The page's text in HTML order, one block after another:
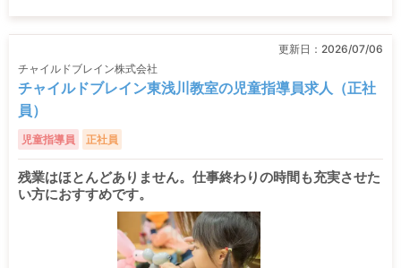
更新日： 2026/07/06
チャイルドブレイン株式会社
チャイルドブレイン東浅川教室の児童指導員求人（正社
員）
児童指導員 正社員
残業はほとんどありません。仕事終わりの時間も充実させた
い方におすすめです。